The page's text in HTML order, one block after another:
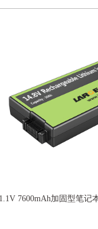
7600mAh加固型笔记